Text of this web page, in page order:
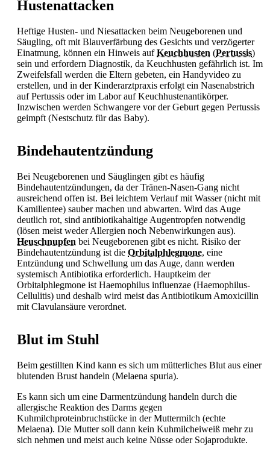
Hustenattacken
Heftige Husten- und Niesattacken beim Neugeborenen und
Säugling, oft mit Blauverfärbung des Gesichts und verzögerter
Einatmung, können ein Hinweis aufKeuchhusten (Pertussis)
sein und erfordern Diagnostik, da Keuchhusten gefährlich ist. Im
Zweifelsfall werden die Eltern gebeten, ein Handyvideo zu
erstellen, und in der Kinderarztpraxis erfolgt ein Nasenabstrich
aufPertussis oder im Labor auf Keuchhustenantikörper.
Inzwischen werden Schwangere vor der Geburt gegen Pertussis
geimpft (Nestschutz für das Baby).
Bindehautentzündung
Bei Neugeborenen und Säuglingen gibt es häufig
Bindehautentzündungen, da der Tränen-Nasen-Gang nicht
ausreichend offen ist. Bei leichtem Verlauf mit Wasser (nicht mit
Kamillentee) sauber machen und abwarten. Wird das Auge
deutlich rot, sind antibiotikahaltige Augentropfen notwendig
(lösen meist weder Allergien noch Nebenwirkungen aus).
Heuschnupfen bei Neugeborenen gibt es nicht. Risiko der
Bindehautentzündung ist die Orbitalphlegmone, eine
Entzündung und Schwellung um das Auge, dann werden
systemisch Antibiotika erforderlich. Hauptkeim der
Orbitalphlegmone ist Haemophilus influenzae (Haemophilus-
Cellulitis) und deshalb wird meist das Antibiotikum Amoxicillin
mit Clavulansäure verordnet.
Blut im Stuhl
Beim gestillten Kind kann es sich um mütterliches Blut aus einer
blutenden Brust handeln (Melaena spuria).
Es kann sich um eine Darmentzündung handeln durch die
allergische Reaktion des Darms gegen
Kuhmilchproteinbruchstücke in der Muttermilch (echte
Melaena). Die Mutter soll dann kein Kuhmilcheiweiß mehr zu
sich nehmen und meist auch keine Nüsse oder Sojaprodukte.